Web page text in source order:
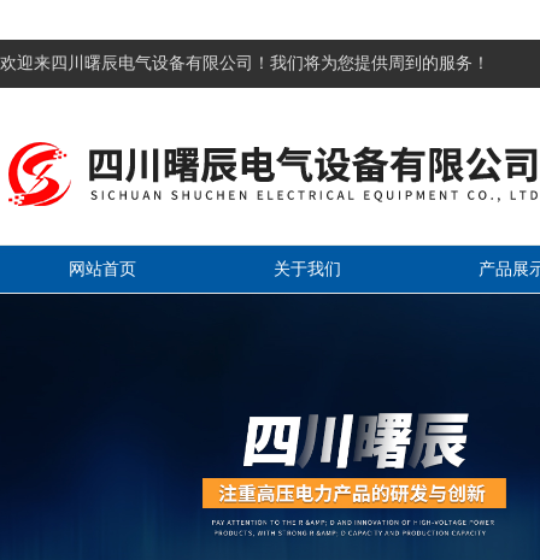
欢迎来四川曙辰电气设备有限公司！我们将为您提供周到的服务！
网站首页 关于我们 产品展